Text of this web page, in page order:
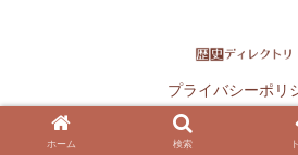
プライバシーポリ
Copyright © 2016-2026 歴史ディレク
ホーム 検索